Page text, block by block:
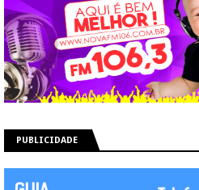
PUBLICIDADE